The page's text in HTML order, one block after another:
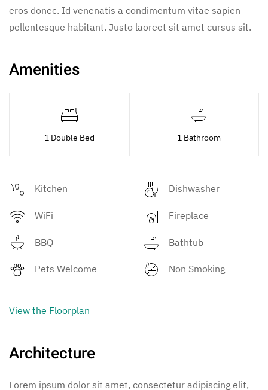
eros donec. Id venenatis a condimentum vitae sapien
pellentesque habitant. Justo laoreet sit amet cursus sit.
Amenities
1 Double Bed 1 Bathroom
Kitchen Dishwasher
WiFi Fireplace
BBQ Bathtub
Pets Welcome Non Smoking
View the Floorplan
Architecture
Lorem ipsum dolor sit amet, consectetur adipiscing elit,